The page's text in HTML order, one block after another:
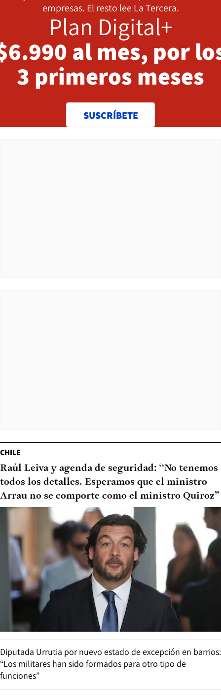
empresas. El resto lee La Tercera.
Plan Digital+
al mes, por
3 primeros meses
SUSCRÍBETE
CHILE
Raúl Leiva y agenda de seguridad: “No tenemos
todos los detalles. Esperamos que el ministro
Arrau no se comporte como el ministro Quiroz”
Diputada Urrutia por nuevo estado de excepción en barrios:
“Los militares han sido formados para otro tipo de
funciones”